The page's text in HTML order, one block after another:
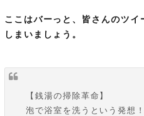
ここはバーっと、皆さんのツイ
しまいましょう。
【銭湯の掃除革命】
泡で浴室を洗うという発想！